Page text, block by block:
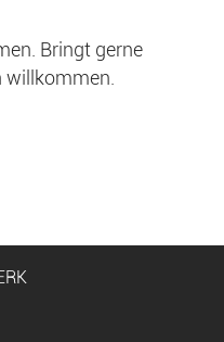
Bringt gerne
willkommen.